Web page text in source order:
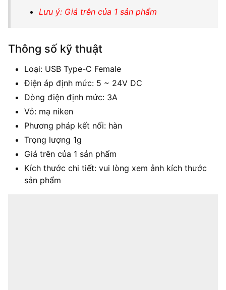
Lưu ý: Giá trên của 1 sản phẩm
Thông số kỹ thuật
Loại: USB Type-C Female
Điện áp định mức: 5 ~ 24V DC
Dòng điện định mức: 3A
Vỏ: mạ niken
Phương pháp kết nối: hàn
Trọng lượng 1g
Giá trên của 1 sản phẩm
Kích thước chi tiết: vui lòng xem ảnh kích thước
sản phẩm